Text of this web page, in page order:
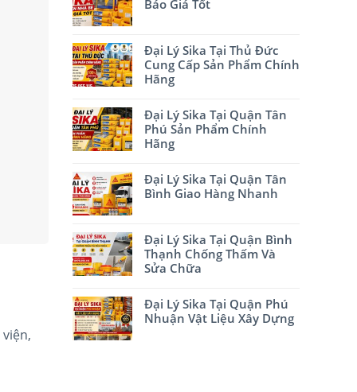
Báo Giá Tốt
Đại Lý Sika Tại Thủ Đức
Cung Cấp Sản Phẩm Chính
Hãng
Đại Lý Sika Tại Quận Tân
Phú Sản Phẩm Chính
Hãng
Đại Lý Sika Tại Quận Tân
Bình Giao Hàng Nhanh
Đại Lý Sika Tại Quận Bình
Thạnh Chống Thấm Và
Sửa Chữa
Đại Lý Sika Tại Quận Phú
Nhuận Vật Liệu Xây Dựng